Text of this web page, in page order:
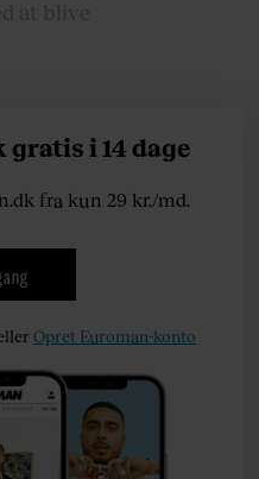
i 14 dage
fra kun 29 kr./md.
Opret Euroman-konto